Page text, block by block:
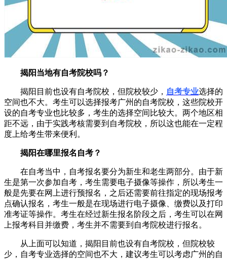
揭阳当地有自考院校吗？
揭阳目前也设有自考院校，但院校较少， 自考专业选择的
空间也不大。考生可以选择报考广州的自考院校，这些院校开
设的自考专业也比较多，考生的选择空间比较大。两个地区相
距不远，由于实践考核需要到自考院校，所以这也能在一定程
度上给考生带来便利。
揭阳在哪里报名自考？
在自考当中，自考报名要分为新生和老生两部分。由于新
生是第一次参加自考，考生需要电子摄像等操作，所以考生一
般是先要在网上进行预报名，之后还需要前往指定的现场报考
点确认报名，考生一般是在现场进行电子摄像、缴费以及打印
准考证等操作。考生在经过新生报名阶段之后，考生可以在网
上报考科目并缴费，考生并不需要到自考院校进行报名。
从上面可以知道，揭阳目前也设有自考院校，但院校较
少，自考专业选择的空间也不大，建议考生可以考虑广州的自